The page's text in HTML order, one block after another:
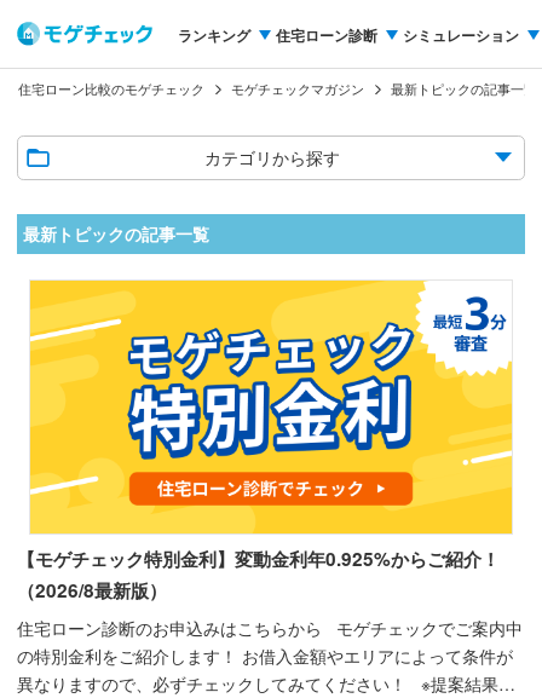
ランキング 住宅ローン診断 シミュレーション
住宅ローン比較のモゲチェック モゲチェックマガジン 最新トピックの記事一覧
カテゴリから探す
最新トピックの記事一覧
【モゲチェック特別金利】変動金利年0.925%からご紹介！
（2026/8最新版）
住宅ローン診断のお申込みはこちらから モゲチェックでご案内中
の特別金利をご紹介します！ お借入金額やエリアによって条件が
異なりますので、必ずチェックしてみてください！ ※提案結果内